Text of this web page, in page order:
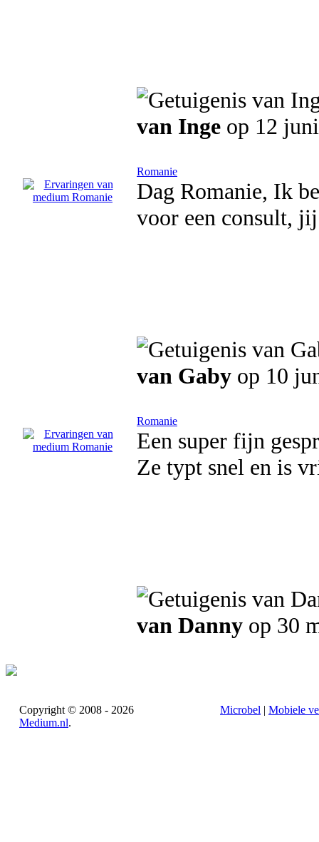
van Inge op 12
Romanie
Dag Romanie, Ik
voor een consult,
van Gaby op 10
Romanie
Een super fijn
Ze typt snel en is
van Danny op 30
Copyright © 2008 - 2026
Medium.nl.
Microbel | Mobiele